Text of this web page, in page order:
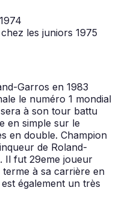
1974
les juniors 1975
Garros en 1983
le numéro 1 mondial
à son tour battu
en simple sur le
en double. Champion
de Roland-
Il fut 29eme joueur
terme à sa carrière en
est également un très